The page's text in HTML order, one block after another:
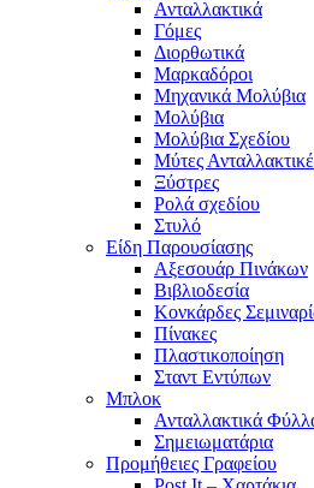
Ανταλλακτικά
Γόμες
Διορθωτικά
Μαρκαδόροι
Μηχανικά Μολύβια
Μολύβια
Μολύβια Σχεδίου
Μύτες
Ξύστρες
Ρολά σχεδίου
Στυλό
Είδη Παρουσίασης
Αξεσουάρ Πινάκων
Βιβλιοδεσία
Κονκάρδες
Πίνακες
Πλαστικοποίηση
Σταντ Εντύπων
Μπλοκ
Ανταλλακτικά
Σημειωματάρια
Προμήθειες Γραφείου